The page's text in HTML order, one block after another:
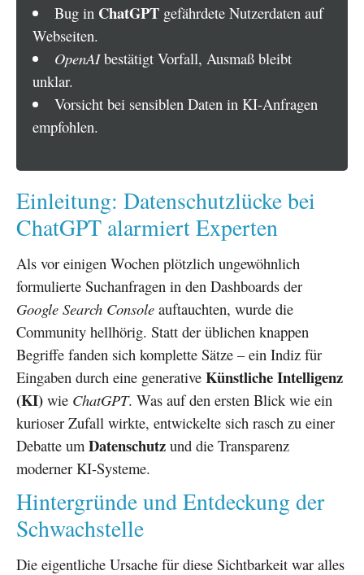
Bug in ChatGPTgefährdete Nutzerdaten auf
Webseiten.
OpenAIbestätigt Vorfall, Ausmaß bleibt
unklar.
Vorsicht bei sensiblen Daten in KI-Anfragen
empfohlen.
Einleitung: Datenschutzlücke bei
ChatGPT alarmiert Experten
Als vor einigen Wochen plötzlich ungewöhnlich
formulierte Suchanfragen in den Dashboards der
Google Search Console auftauchten, wurde die
Community hellhörig. Statt der üblichen knappen
Begriffe fanden sich komplette Sätze – ein Indiz für
Eingaben durch eine generative Künstliche Intelligenz
(KI) wie ChatGPT. Was auf den ersten Blick wie ein
kurioser Zufall wirkte, entwickelte sich rasch zu einer
Debatte um Datenschutz und die Transparenz
moderner KI-Systeme.
Hintergründe und Entdeckung der
Schwachstelle
Die eigentliche Ursache für diese Sichtbarkeit war alles